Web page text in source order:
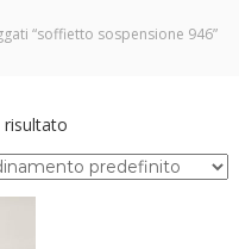
“soffietto sospensione 946”
risultato